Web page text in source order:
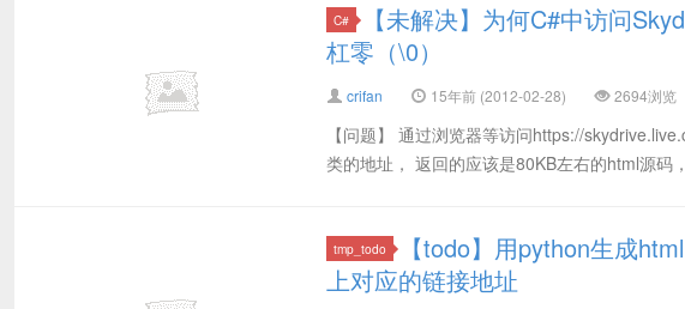
C#
【未解决】为何C#中访问
杠零（\0）
crifan 15年前 (2012-02-28) 2694浏览
【问题】 通过浏览器等访问https://
类的地址， 返回的应该是80KB左右的html源码
tmp_todo
【todo】用python生成
上对应的链接地址